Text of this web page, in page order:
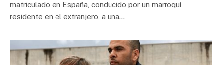
matriculado en España, conducido por un marroquí
residente en el extranjero, a una…